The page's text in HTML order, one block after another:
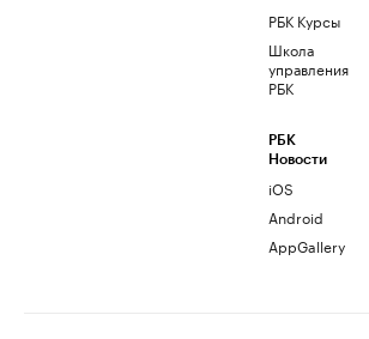
РБК Курсы
Школа
управления
РБК
РБК
Новости
iOS
Android
AppGallery